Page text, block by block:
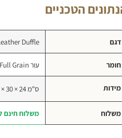
הטכניים
דגם Duffle
חומר עור Full Grain איטלקי
מידות 44 × 30 × 24 ס"מ
משלוח משלוח חינם